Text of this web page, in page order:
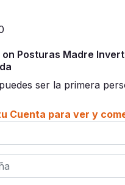
on Posturas Madre
ser la primera
Cuenta para ver y